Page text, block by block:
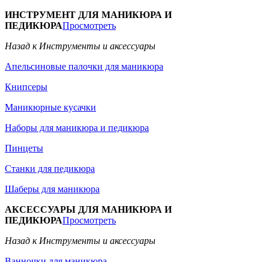
ИНСТРУМЕНТ ДЛЯ МАНИКЮРА И
ПЕДИКЮРАПросмотреть
Назад к Инструменты и аксессуары
Апельсиновые палочки для маникюра
Книпсеры
Маникюрные кусачки
Наборы для маникюра и педикюра
Пинцеты
Станки для педикюра
Шаберы для маникюра
АКСЕССУАРЫ ДЛЯ МАНИКЮРА И
ПЕДИКЮРАПросмотреть
Назад к Инструменты и аксессуары